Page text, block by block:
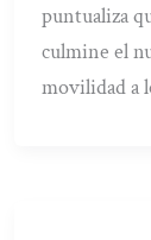
puntualiza
culmine el
movilidad a